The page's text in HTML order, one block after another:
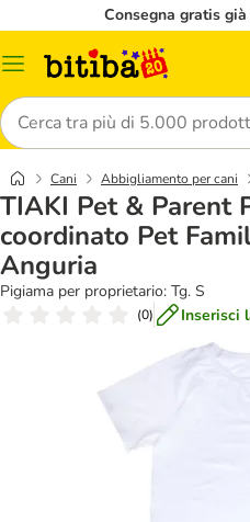
Consegna gratis
Overview
Cerca
Cani Abbigliamento per cani
TIAKI Pet & Parent
coordinato Pet
Anguria
Pigiama per proprietario: Tg. S
(0) Inserisci